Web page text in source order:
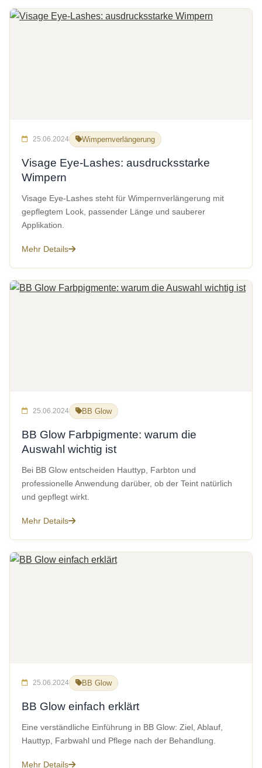
25.06.2024 Wimpernverlängerung
Visage Eye-Lashes: ausdrucksstarke
Wimpern
Visage Eye-Lashes steht für Wimpernverlängerung mit
gepflegtem Look, passender Länge und sauberer
Applikation.
Mehr Details
25.06.2024 BB Glow
BB Glow Farbpigmente: warum die
Auswahl wichtig ist
Bei BB Glow entscheiden Hauttyp, Farbton und
professionelle Anwendung darüber, ob der Teint natürlich
und gepflegt wirkt.
Mehr Details
25.06.2024 BB Glow
BB Glow einfach erklärt
Eine verständliche Einführung in BB Glow: Ziel, Ablauf,
Hauttyp, Farbwahl und Pflege nach der Behandlung.
Mehr Details